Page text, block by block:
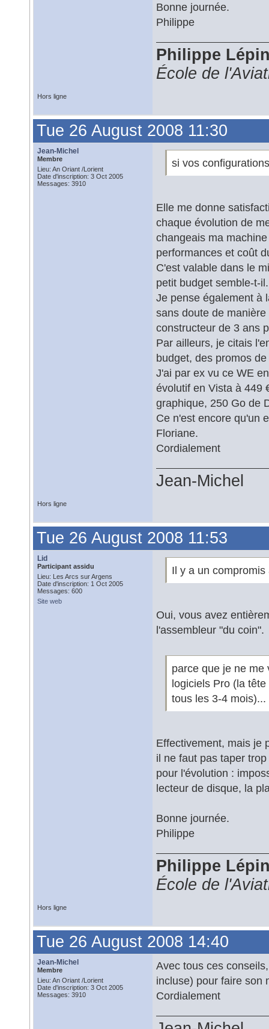
Bonne journée.
Philippe
Philippe
École de
Hors ligne
Tue 26 August 2008 11:30
Jean-Michel
Membre
Lieu: An Oriant /Lorient
Date d'inscription: 3 Oct 2005
Messages: 3910
si vos
Elle me donne
chaque évolution de
changeais ma
performances et coût
C'est valable dans le
petit budget semble-t-
Je pense également à
sans doute de
constructeur de 3 ans
Par ailleurs, je citais
budget, des promos
J'ai par ex vu ce WE
évolutif en Vista à 449
graphique, 250 Go de
Ce n'est encore qu'un
Floriane.
Cordialement
Jean-Michel
Hors ligne
Tue 26 August 2008 11:53
Lid
Participant assidu
Lieu: Les Arcs sur Argens
Date d'inscription: 1 Oct 2005
Messages: 600
Site web
Il y a un
Oui, vous avez
l'assembleur "du coin".
parce que je ne me
logiciels Pro (la
tous les 3-4 mois)...
Effectivement, mais je
il ne faut pas taper
pour l'évolution :
lecteur de disque, la
Bonne journée.
Philippe
Philippe
École de
Hors ligne
Tue 26 August 2008 14:40
Jean-Michel
Membre
Lieu: An Oriant /Lorient
Date d'inscription: 3 Oct 2005
Messages: 3910
Avec tous ces
incluse) pour faire son
Cordialement